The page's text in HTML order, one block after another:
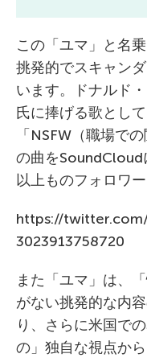
この「ユマ」と名
挑発的でスキャン
います。ドナルド
氏に捧げる歌とし
「NSFW（職場で
の曲をSoundCloud
以上ものフォロワ
https://
3023913758720
また「ユマ」は、
がない挑発的な内
り、さらに米国で
の」独自な視点か